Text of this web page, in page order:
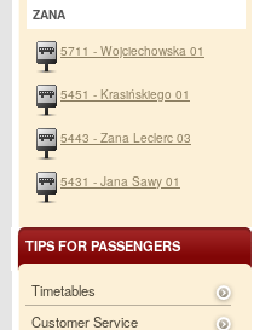
ZANA
5711 - Wojciechowska 01
5451 - Krasińskiego 01
5443 - Zana Leclerc 03
5431 - Jana Sawy 01
TIPS FOR PASSENGERS
Timetables
Customer Service